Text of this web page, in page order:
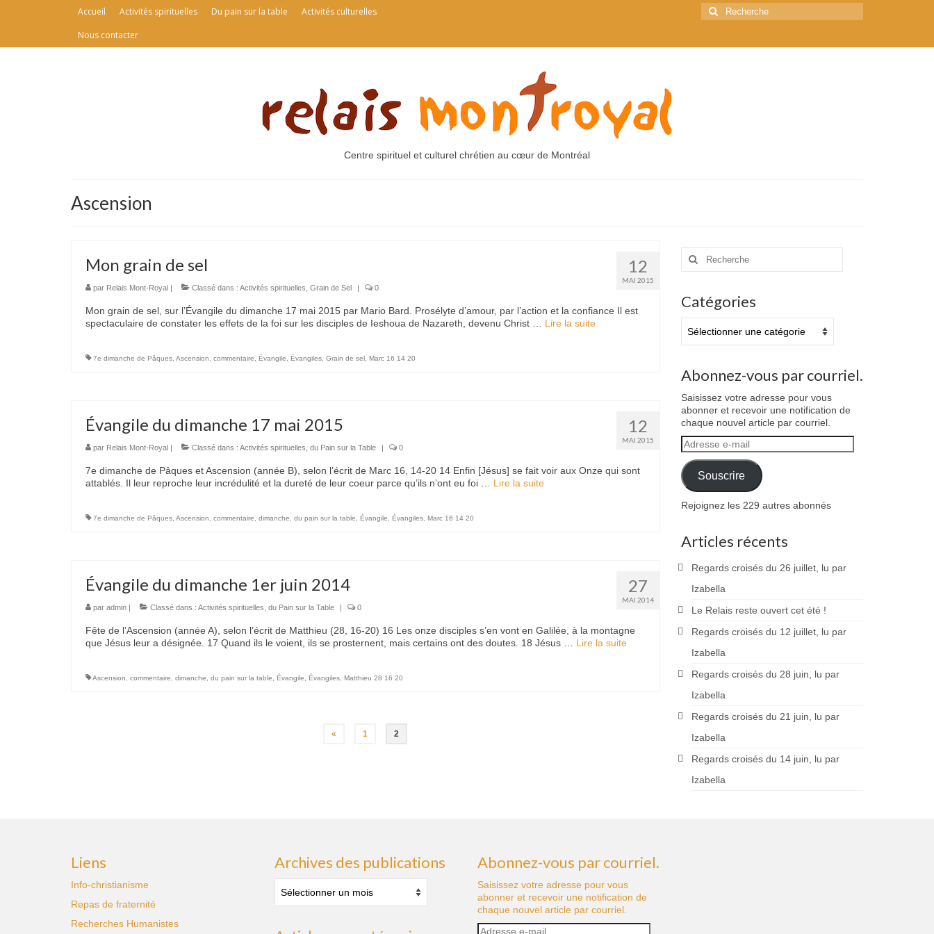
Accueil Activités spirituelles Du pain sur la table
Activités culturelles
Nous contacter
Rechercher
:
Centre spirituel et culturel chrétien au cœur de Montréal
Ascension
12
MAI 2015
Mon grain de sel
par Relais Mont-Royal | Classé dans : Activités spirituelles Grain de Sel | 0
Mon grain de sel, sur l’Évangile du dimanche 17 mai 2015 par Mario Bard. Prosélyte d’amour, par l’action et la confiance Il est
spectaculaire de constater les effets de la foi sur les disciples de Ieshoua de Nazareth, devenu Christ … Lire la suite­­
7e dimanche de Pâques Ascension commentaire Évangile Évangiles Grain de sel Marc 16 14 20
12
MAI 2015
Évangile du dimanche 17 mai 2015
par Relais Mont-Royal | Classé dans : Activités spirituelles du Pain sur la Table | 0
7e dimanche de Pâques et Ascension (année B), selon l’écrit de Marc 16, 14-20 14 Enfin [Jésus] se fait voir aux Onze qui sont
attablés. Il leur reproche leur incrédulité et la dureté de leur coeur parce qu’ils n’ont eu foi … Lire la suite­­
7e dimanche de Pâques Ascension commentaire dimanche du pain sur la table Évangile Évangiles Marc 16 14 20
27
MAI 2014
Évangile du dimanche 1er juin 2014
par admin | Classé dans : Activités spirituelles du Pain sur la Table | 0
Fête de l’Ascension (année A), selon l’écrit de Matthieu (28, 16-20) 16 Les onze disciples s’en vont en Galilée, à la montagne
que Jésus leur a désignée. 17 Quand ils le voient, ils se prosternent, mais certains ont des doutes. 18 Jésus … Lire la suite­­
Ascension commentaire dimanche du pain sur la table Évangile Évangiles Matthieu 28 16 20
« 1 2
Rechercher
Catégories
Abonnez-vous par courriel.
Saisissez votre adresse pour vous
abonner et recevoir une notification de
chaque nouvel article par courriel.
Adresse
e-
mail
Souscrire
Rejoignez les 229 autres abonnés
Articles récents
Regards croisés du 26 juillet, lu par
Izabella
Le Relais reste ouvert cet été !
Regards croisés du 12 juillet, lu par
Izabella
Regards croisés du 28 juin, lu par
Izabella
Regards croisés du 21 juin, lu par
Izabella
Regards croisés du 14 juin, lu par
Izabella
Liens
Info-christianisme
Repas de fraternité
Recherches Humanistes
Archives des publications
des
publications
Abonnez-vous par courriel.
Saisissez votre adresse pour vous
abonner et recevoir une notification de
chaque nouvel article par courriel.
Adresse